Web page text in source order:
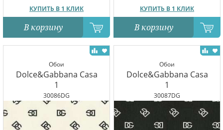
КУПИТЬ В 1 КЛИК
В корзину
КУПИТЬ В 1 КЛИК
В корзину
Обои
Dolce&Gabbana Casa
1
30086DG
Обои
Dolce&Gabbana Casa
1
30087DG